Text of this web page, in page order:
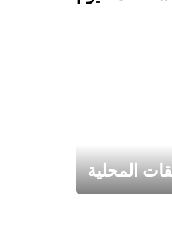
المحلية